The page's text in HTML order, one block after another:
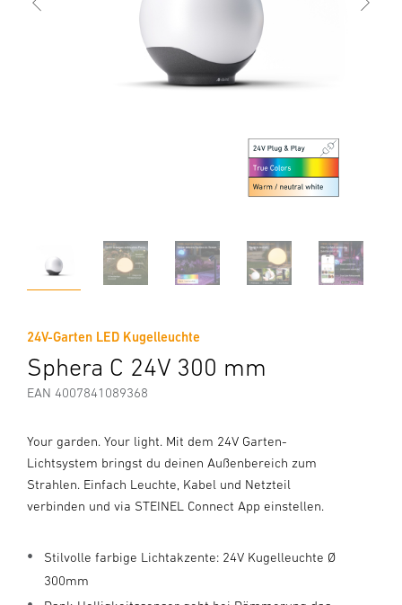
24V-Garten LED Kugelleuchte
Sphera C 24V 300 mm
EAN 4007841089368
Your garden. Your light. Mit dem 24V Garten-
Lichtsystem bringst du deinen Außenbereich zum
Strahlen. Einfach Leuchte, Kabel und Netzteil
verbinden und via STEINEL Connect App einstellen.
Stilvolle farbige Lichtakzente: 24V Kugelleuchte Ø
300mm